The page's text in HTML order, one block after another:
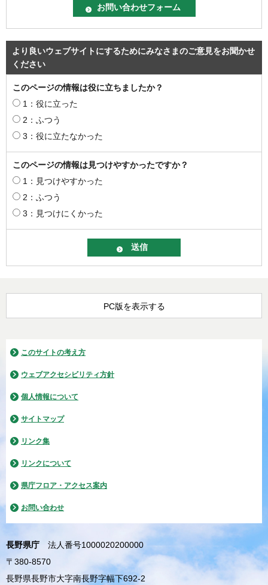
より良いウェブサイトにするためにみなさまのご意見をお聞かせ
ください
このページの情報は役に立ちましたか？
1：役に立った
2：ふつう
3：役に立たなかった
このページの情報は見つけやすかったですか？
1：見つけやすかった
2：ふつう
3：見つけにくかった
PC版を表示する
このサイトの考え方
ウェブアクセシビリティ方針
個人情報について
サイトマップ
リンク集
リンクについて
県庁フロア・アクセス案内
お問い合わせ
長野県庁
法人番号1000020200000
〒380-8570
長野県長野市大字南長野字幅下692-2